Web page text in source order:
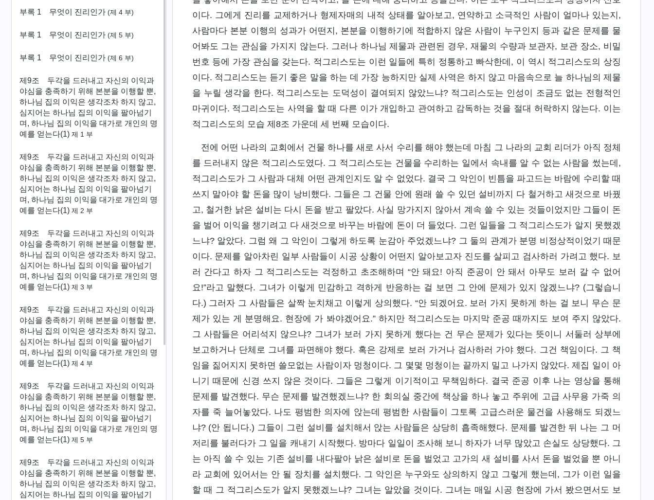
부록 1 무엇이 진리인가 (제 4 부)
부록 1 무엇이 진리인가 (제 5 부)
부록 1 무엇이 진리인가 (제 6 부)
제9조 두각을 드러내고 자신의 이익과
야심을 충족하기 위해 본분을 이행할 뿐,
하나님 집의 이익은 생각조차 하지 않고,
심지어는 하나님 집의 이익을 팔아넘기
며, 하나님 집의 이익을 대가로 개인의 명
예를 얻는다(1) 제 1 부
제9조 두각을 드러내고 자신의 이익과
야심을 충족하기 위해 본분을 이행할 뿐,
하나님 집의 이익은 생각조차 하지 않고,
심지어는 하나님 집의 이익을 팔아넘기
며, 하나님 집의 이익을 대가로 개인의 명
예를 얻는다(1) 제 2 부
제9조 두각을 드러내고 자신의 이익과
야심을 충족하기 위해 본분을 이행할 뿐,
하나님 집의 이익은 생각조차 하지 않고,
심지어는 하나님 집의 이익을 팔아넘기
며, 하나님 집의 이익을 대가로 개인의 명
예를 얻는다(1) 제 3 부
제9조 두각을 드러내고 자신의 이익과
야심을 충족하기 위해 본분을 이행할 뿐,
하나님 집의 이익은 생각조차 하지 않고,
심지어는 하나님 집의 이익을 팔아넘기
며, 하나님 집의 이익을 대가로 개인의 명
예를 얻는다(1) 제 4 부
제9조 두각을 드러내고 자신의 이익과
야심을 충족하기 위해 본분을 이행할 뿐,
하나님 집의 이익은 생각조차 하지 않고,
심지어는 하나님 집의 이익을 팔아넘기
며, 하나님 집의 이익을 대가로 개인의 명
예를 얻는다(1) 제 5 부
제9조 두각을 드러내고 자신의 이익과
야심을 충족하기 위해 본분을 이행할 뿐,
하나님 집의 이익은 생각조차 하지 않고,
심지어는 하나님 집의 이익을 팔아넘기
이다. 그에게 진리를 교제하거나 형제자매의 내적 상태를 알아보고, 연약하고 소극적인 사람이 얼마나 있는지,
사람마다 본분 이행의 성과가 어떤지, 본분을 이행하기에 적합하지 않은 사람이 누구인지 등과 같은 문제를 물
어봐도 그는 관심을 가지지 않는다. 그러나 하나님 제물과 관련된 경우, 재물의 수량과 보관자, 보관 장소, 비밀
번호 등에 가장 관심을 갖는다. 적그리스도는 이런 일들에 특히 정통하고 빠삭한데, 이 역시 적그리스도의 상징
이다. 적그리스도는 듣기 좋은 말을 하는 데 가장 능하지만 실제 사역은 하지 않고 마음속으로 늘 하나님의 제물
을 누릴 생각을 한다. 적그리스도는 도덕성이 결여되지 않았느냐? 적그리스도는 인성이 조금도 없는 전형적인
마귀이다. 적그리스도는 사역을 할 때 다른 이가 개입하고 관여하고 감독하는 것을 절대 허락하지 않는다. 이는
적그리스도의 모습 제8조 가운데 세 번째 모습이다.
전에 어떤 나라의 교회에서 건물 하나를 새로 사서 수리를 해야 했는데 마침 그 나라의 교회 리더가 아직 정체
를 드러내지 않은 적그리스도였다. 그 적그리스도는 건물을 수리하는 일에서 속내를 알 수 없는 사람을 썼는데,
적그리스도가 그 사람과 대체 어떤 관계인지도 알 수 없었다. 결국 그 악인이 빈틈을 파고드는 바람에 수리할 때
쓰지 말아야 할 돈을 많이 낭비했다. 그들은 그 건물 안에 원래 쓸 수 있던 설비까지 다 철거하고 새것으로 바꿨
고, 철거한 낡은 설비는 다시 돈을 받고 팔았다. 사실 망가지지 않아서 계속 쓸 수 있는 것들이었지만 그들이 돈
을 벌어 이익을 챙기려고 다 새것으로 바꾸는 바람에 돈이 더 들었다. 그런 일들을 그 적그리스도가 알지 못했겠
느냐? 알았다. 그럼 왜 그 악인이 그렇게 하도록 눈감아 주었겠느냐? 그 둘의 관계가 분명 비정상적이었기 때문
이다. 문제를 알아차린 일부 사람들이 시공 상황이 어떤지 알아보고자 진도를 살피고 검사하러 가려고 했다. 보
러 간다고 하자 그 적그리스도는 걱정하고 초조해하며 “안 돼요! 아직 준공이 안 돼서 아무도 보러 갈 수 없어
요!”라고 말했다. 그녀가 이렇게 민감하고 격하게 반응하는 걸 보면 그 안에 문제가 있지 않겠느냐? (그렇습니
다.) 그러자 그 사람들은 살짝 눈치채고 이렇게 상의했다. “안 되겠어요. 보러 가지 못하게 하는 걸 보니 무슨 문
제가 있는 게 분명해요. 현장에 가 봐야겠어요.” 하지만 적그리스도는 마지막 준공 때까지도 보여 주지 않았다.
그 사람들은 어리석지 않으냐? 그녀가 보러 가지 못하게 했다는 건 무슨 문제가 있다는 뜻이니 서둘러 상부에
보고하거나 단체로 그녀를 파면해야 했다. 혹은 강제로 보러 가거나 검사하러 가야 했다. 그건 책임이다. 그 책
임을 짊어지지 못하면 쓸모없는 사람이자 멍청이다. 그 몇몇 멍청이는 끝까지 밀고 나가지 않았다. 제집 일이 아
니기 때문에 신경 쓰지 않은 것이다. 그들은 그렇게 이기적이고 무책임하다. 결국 준공 이후 나는 영상을 통해
문제를 발견했다. 무슨 문제를 발견했겠느냐? 한 회의실 중간에 책상을 하나 놓고 주위에 고급 사무용 가죽 의
자를 죽 늘어놓았다. 나도 평범한 의자에 앉는데 평범한 사람들이 그토록 고급스러운 물건을 사용해도 되겠느
냐? (안 됩니다.) 그들이 그런 설비를 설치해서 앉는 사람들은 상당히 흡족해했다. 문제를 발견한 뒤 나는 그 머
저리를 불러다가 그 일을 캐내기 시작했다. 방마다 일일이 조사해 보니 하자가 너무 많았고 손실도 상당했다. 그
는 아직 쓸 수 있는 기존 설비를 내다팔아 낡은 설비로 돈을 벌었고 고가의 새 설비를 사서 돈을 벌었을 뿐 아니
라 교회에 있어서는 안 될 장치를 설치했다. 그 악인은 누구와도 상의하지 않고 그렇게 했는데, 그가 이런 일을
할 때 그 적그리스도가 알지 못했겠느냐? 그녀는 알았을 것이다. 그녀는 매일 시공 현장에 가서 봤으면서도 보